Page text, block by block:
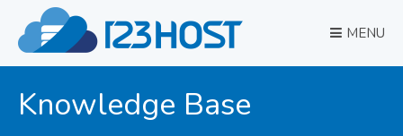
MENU
Knowledge Base